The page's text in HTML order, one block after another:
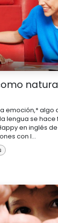
emoción,* algo
lengua se hace
en inglés de
con l...